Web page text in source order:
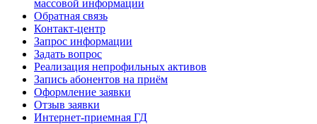
массовой информации
Обратная связь
Контакт-центр
Запрос информации
Задать вопрос
Реализация непрофильных активов
Запись абонентов на приём
Оформление заявки
Отзыв заявки
Интернет-приемная ГД